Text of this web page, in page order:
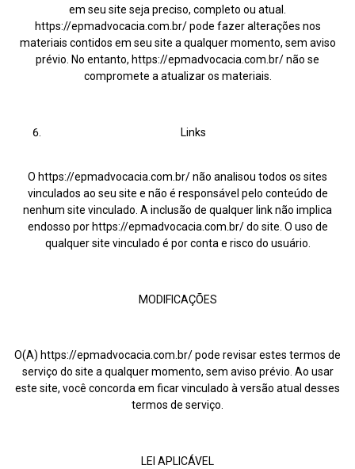
em seu site seja preciso, completo ou atual.
https://epmadvocacia.com.br/ pode fazer alterações nos
materiais contidos em seu site a qualquer momento, sem aviso
prévio. No entanto, https://epmadvocacia.com.br/ não se
compromete a atualizar os materiais.
Links
O https://epmadvocacia.com.br/ não analisou todos os sites
vinculados ao seu site e não é responsável pelo conteúdo de
nenhum site vinculado. A inclusão de qualquer link não implica
endosso por https://epmadvocacia.com.br/ do site. O uso de
qualquer site vinculado é por conta e risco do usuário.
MODIFICAÇÕES
O(A) https://epmadvocacia.com.br/ pode revisar estes termos de
serviço do site a qualquer momento, sem aviso prévio. Ao usar
este site, você concorda em ficar vinculado à versão atual desses
termos de serviço.
LEI APLICÁVEL